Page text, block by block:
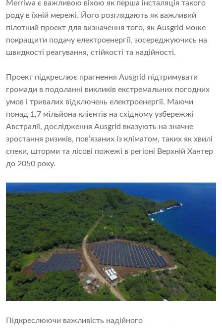
Merriwa є важливою віхою як перша інсталяція такого
роду в їхній мережі. Його розглядають як важливий
пілотний проект для визначення того, як Ausgrid може
покращити подачу електроенергії, зосереджуючись на
швидкості реагування, стійкості та надійності.
Проект підкреслює прагнення Ausgrid підтримувати
громади в подоланні викликів екстремальних погодних
умов і тривалих відключень електроенергії. Маючи
понад 1,7 мільйона клієнтів на східному узбережжі
Австралії, дослідження Ausgrid вказують на значне
зростання ризиків, пов’язаних із кліматом, таких як хвилі
спеки, шторми та лісові пожежі в регіоні Верхній Хантер
до 2050 року.
Підкреслюючи важливість надійного